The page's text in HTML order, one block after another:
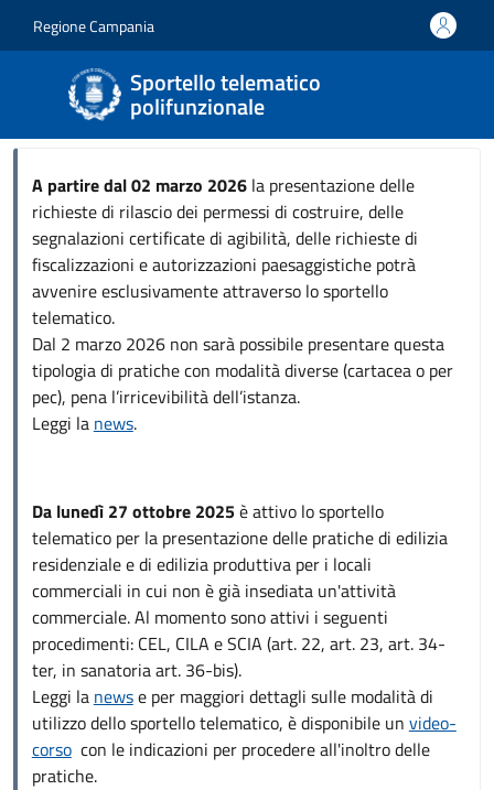
Regione Campania
Sportello telematico
polifunzionale
A partire dal 02 marzo 2026la presentazione delle
richieste di rilascio dei permessi di costruire, delle
segnalazioni certificate di agibilità, delle richieste di
fiscalizzazioni e autorizzazioni paesaggistiche potrà
avvenire esclusivamente attraverso lo sportello
telematico.
Dal 2 marzo 2026 non sarà possibile presentare questa
tipologia di pratiche con modalità diverse (cartacea o per
pec), pena l’irricevibilità dell’istanza.
Leggi la news.
Da lunedì 27 ottobre 2025è attivo lo sportello
telematico per la presentazione delle pratiche di edilizia
residenziale e di edilizia produttiva per i locali
commerciali in cui non è già insediata un'attività
commerciale. Al momento sono attivi i seguenti
procedimenti: CEL, CILA e SCIA (art. 22, art. 23, art. 34-
ter, in sanatoria art. 36-bis).
Leggi la newse per maggiori dettagli sulle modalità di
utilizzo dello sportello telematico, è disponibile un video-
corsocon le indicazioni per procedere all'inoltro delle
pratiche.